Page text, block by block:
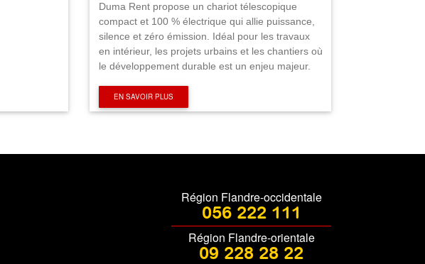
Duma Rent propose un chariot télescopique
compact et 100 % électrique qui allie puissance,
silence et zéro émission. Idéal pour les travaux
en intérieur, les projets urbains et les chantiers où
le développement durable est un enjeu majeur.
EN SAVOIR PLUS
Région Flandre-occidentale
056 222 111
Région Flandre-orientale
09 228 28 22